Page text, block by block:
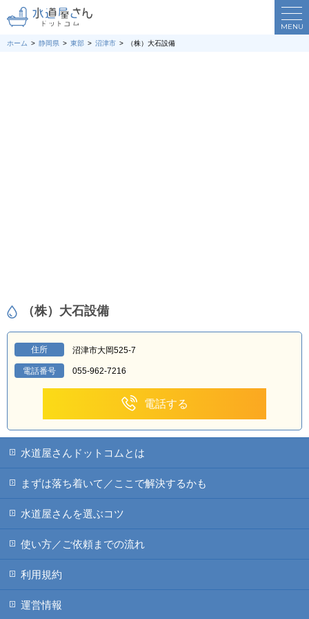
MENU
ホーム 静岡県 東部 沼津市 （株）大石設備
（株）大石設備
住所 沼津市大岡525-7
電話番号 055-962-7216
電話する
水道屋さんドットコムとは
まずは落ち着いて／ここで解決するかも
水道屋さんを選ぶコツ
使い方／ご依頼までの流れ
利用規約
運営情報